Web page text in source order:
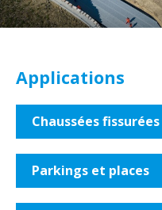
Applications
Chaussées fissurées
Parkings et places